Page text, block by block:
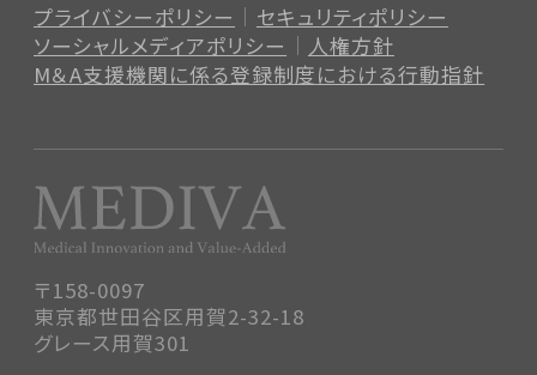
〒158-0097
東京都世田谷区用賀2-32-18
グレース用賀301
プライバシーポリシー
セキュリティポリシー
ソーシャルメディアポリシー
人権方針
M＆A支援機関に係る登録制度における行動指針